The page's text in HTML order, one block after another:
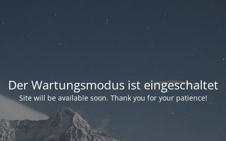
Der Wartungsmodus ist eingeschaltet
Site will be available soon. Thank you for your patience!